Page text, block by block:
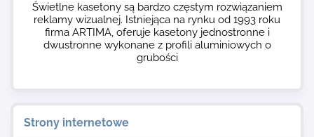
Strony internetowe
Świetlne kasetony są bardzo częstym rozwiązaniem
reklamy wizualnej. Istniejąca na rynku od 1993 roku
firma ARTIMA, oferuje kasetony jednostronne i
dwustronne wykonane z profili aluminiowych o
grubości